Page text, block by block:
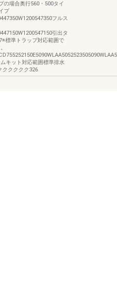
の場合奥行560・500タイ
プ
フルス
引出タ
標準トラップ対応範囲で
キット対応範囲標準排水
ククククク326